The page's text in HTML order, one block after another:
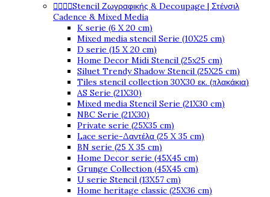
Stencil Ζωγραφικής & Decoupage | Στένσιλ
Cadence & Mixed Media
K serie (6 X 20 cm)
Mixed media stencil Serie (10X25 cm)
D serie (15 X 20 cm)
Home Decor Midi Stencil (25x25 cm)
Siluet Trendy Shadow Stencil (25X25 cm)
Tiles stencil collection 30X30 εκ. (πλακάκια)
AS Serie (21X30)
Mixed media Stencil Serie (21X30 cm)
NBC Serie (21X30)
Private serie (25X35 cm)
Lace serie-Δαντέλα (25 X 35 cm)
BN serie (25 X 35 cm)
Home Decor serie (45X45 cm)
Grunge Collection (45X45 cm)
U serie Stencil (13X57 cm)
Home heritage classic (25X36 cm)